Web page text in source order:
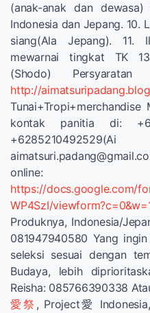
(anak-anak dan
Indonesia dan Jepang. 10.
siang(Ala Jepang). 11.
mewarnai tingkat TK
(Shodo)
http://
kontak panitia di:
online:
https://docs.google.com/
WP4SzI/
Produknya, Indonesia/
081947940580 Yang
seleksi sesuai dengan
Budaya, lebih
Reisha: 085766390338
愛祭 , Project愛 Indonesia,